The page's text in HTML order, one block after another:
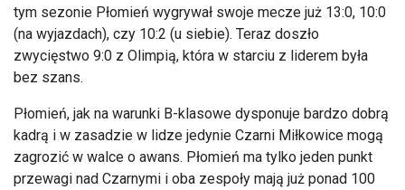
tym sezonie Płomień wygrywał swoje mecze już 13:0, 10:0
(na wyjazdach), czy 10:2 (u siebie). Teraz doszło
zwycięstwo 9:0 z Olimpią, która w starciu z liderem była
bez szans.
Płomień, jak na warunki B-klasowe dysponuje bardzo dobrą
kadrą i w zasadzie w lidze jedynie Czarni Miłkowice mogą
zagrozić w walce o awans. Płomień ma tylko jeden punkt
przewagi nad Czarnymi i oba zespoły mają już ponad 100